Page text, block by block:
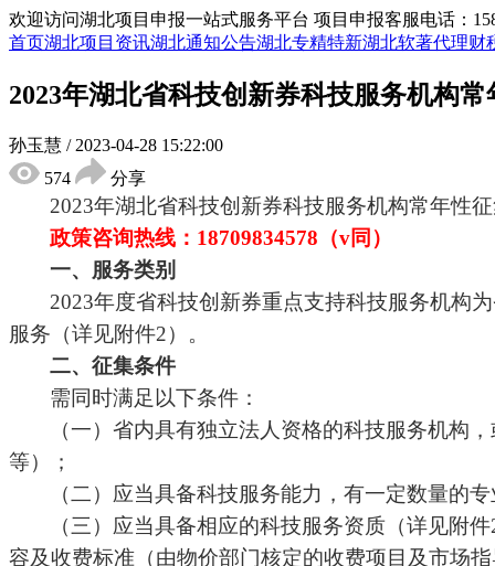
欢迎访问湖北项目申报一站式服务平台 项目申报客服电话：
首页湖北项目资讯湖北通知公告湖北专精特新湖北软著代理财
2023年湖北省科技创新券科技服务机构
孙玉慧 / 2023-04-28 15:22:00
574
分享
2023年湖北省科技创新券科技服务机构常年性
政策咨询热线： 18709834578（v同 ）
一、服务类别
2023年度省科技创新券重点支持科技服务机构
服务（详见附件2）。
二、征集条件
需同时满足以下条件：
（一）省内具有独立法人资格的科技服务机构
等）；
（二）应当具备科技服务能力，有一定数量的
（三）应当具备相应的科技服务资质（详见附件
容及收费标准（由物价部门核定的收费项目及市场